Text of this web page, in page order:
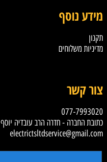
מידע נוסף
תקנון
מדיניות משלוחים
צור קשר
077-7993020
כתובת החברה - חדרה הרב עובדיה יוסף 2
electrictsltdservice@gmail.com